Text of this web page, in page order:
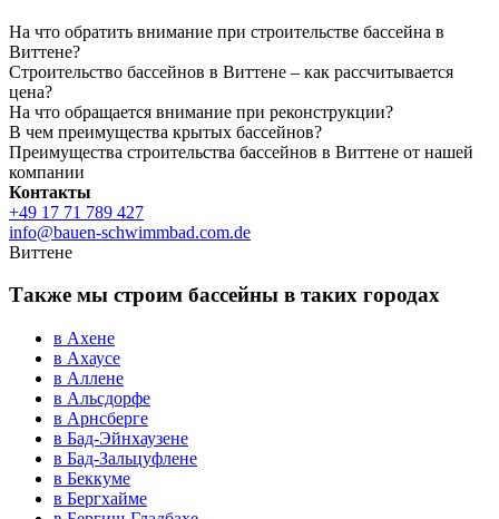
На что обратить внимание при строительстве бассейна в
Виттене?
Строительство бассейнов в Виттене – как рассчитывается
цена?
На что обращается внимание при реконструкции?
В чем преимущества крытых бассейнов?
Преимущества строительства бассейнов в Виттене от нашей
компании
Контакты
+49 17 71 789 427
info@bauen-schwimmbad.com.de
Виттене
Также мы строим бассейны в таких городах
в Ахене
в Ахаусе
в Аллене
в Альсдорфе
в Арнсберге
в Бад-Эйнхаузене
в Бад-Зальцуфлене
в Беккуме
в Бергхайме